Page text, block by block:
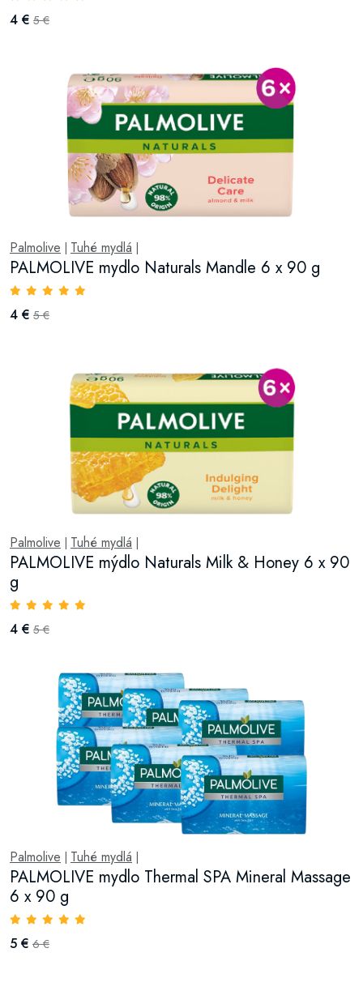
4 € 5 €
Palmolive Tuhé mydlá
PALMOLIVE mydlo Naturals Mandle 6 x 90 g
4 € 5 €
Palmolive Tuhé mydlá
PALMOLIVE mýdlo Naturals Milk & Honey 6 x 90
g
4 € 5 €
Palmolive Tuhé mydlá
PALMOLIVE mydlo Thermal SPA Mineral Massage
6 x 90 g
5 € 6 €